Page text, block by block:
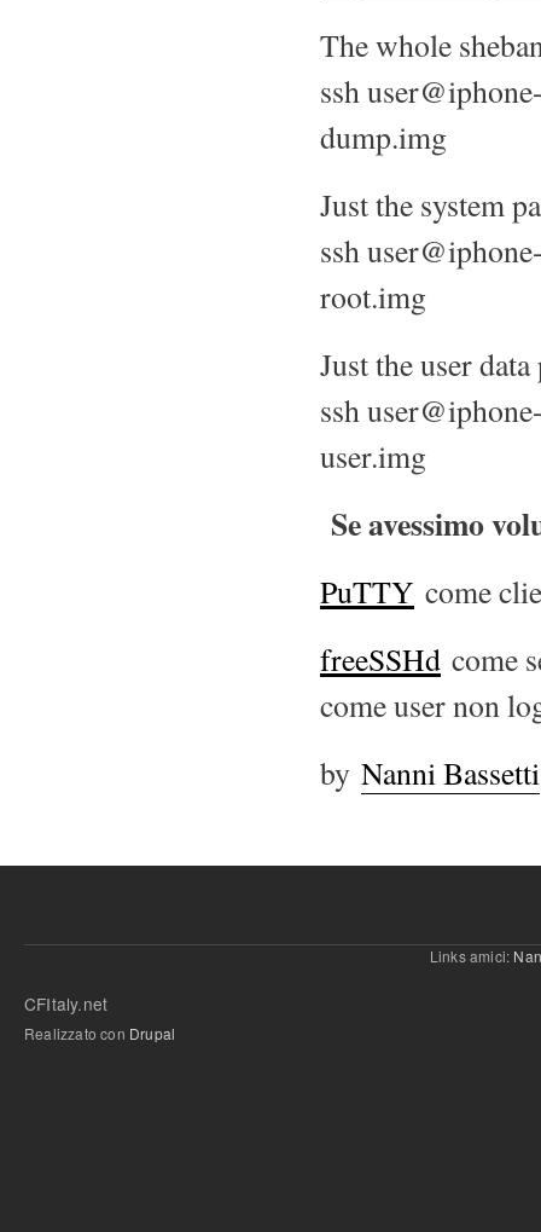
The whole
ssh
dump.img
Just the system
ssh
root.img
Just the user
ssh
user.img
Se avessimo
PuTTY come
freeSSHd come
come user non
by Nanni Bassetti
Links amici:
CFItaly.net
Realizzato con Drupal